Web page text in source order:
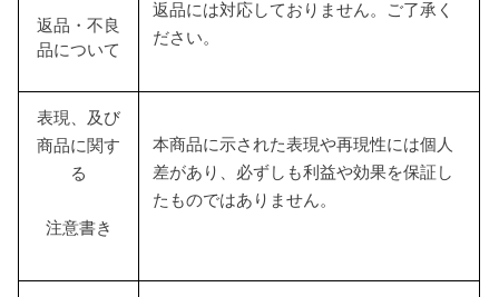
返品・不良
品について
返品には対応しておりません。ご了承く
ださい。
表現、及び
商品に関す
る
注意書き
本商品に示された表現や再現性には個人
差があり、必ずしも利益や効果を保証し
たものではありません。